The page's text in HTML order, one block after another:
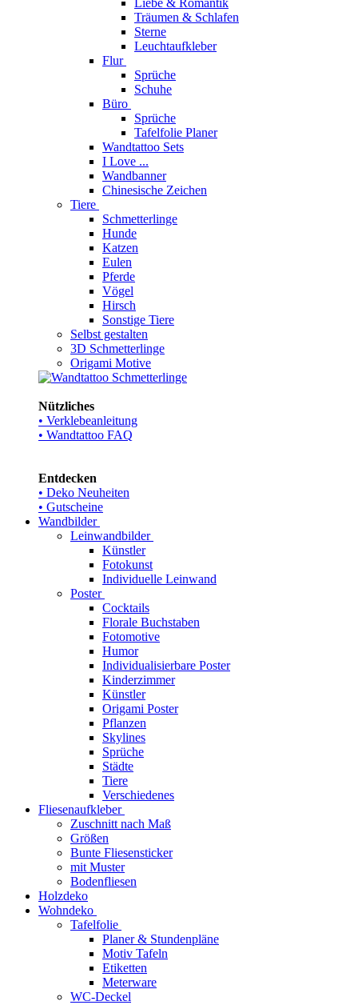
Liebe & Romantik
Träumen & Schlafen
Sterne
Leuchtaufkleber
Flur
Sprüche
Schuhe
Büro
Sprüche
Tafelfolie Planer
Wandtattoo Sets
I Love ...
Wandbanner
Chinesische Zeichen
Tiere
Schmetterlinge
Hunde
Katzen
Eulen
Pferde
Vögel
Hirsch
Sonstige Tiere
Selbst gestalten
3D Schmetterlinge
Origami Motive
Nützliches
• Verklebeanleitung
• Wandtattoo FAQ
Entdecken
• Deko Neuheiten
• Gutscheine
Wandbilder
Leinwandbilder
Künstler
Fotokunst
Individuelle Leinwand
Poster
Cocktails
Florale Buchstaben
Fotomotive
Humor
Individualisierbare Poster
Kinderzimmer
Künstler
Origami Poster
Pflanzen
Skylines
Sprüche
Städte
Tiere
Verschiedenes
Fliesenaufkleber
Zuschnitt nach Maß
Größen
Bunte Fliesensticker
mit Muster
Bodenfliesen
Holzdeko
Wohndeko
Tafelfolie
Planer & Stundenpläne
Motiv Tafeln
Etiketten
Meterware
WC-Deckel